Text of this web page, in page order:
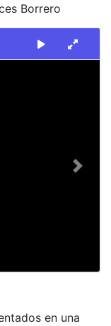
Borrero
Next
en una